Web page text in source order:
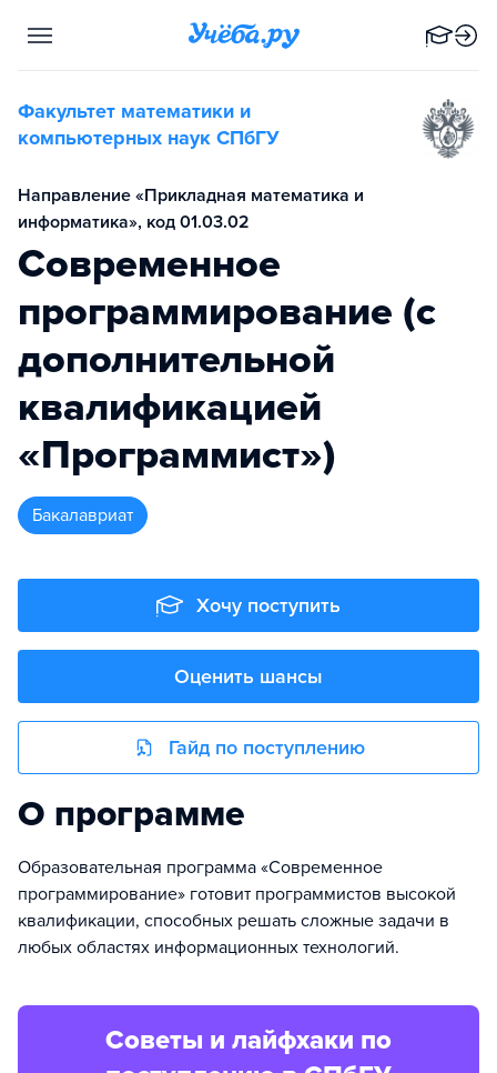
Факультет математики и
компьютерных наук СПбГУ
Направление «Прикладная математика и
информатика», код 01.03.02
Современное
программирование (с
дополнительной
квалификацией
«Программист»)
бакалавриат
Хочу поступить
Оценить шансы
Гайд по поступлению
О программе
Образовательная программа «Современное
программирование» готовит программистов высокой
квалификации, способных решать сложные задачи в
любых областях информационных технологий.
Советы и лайфхаки по